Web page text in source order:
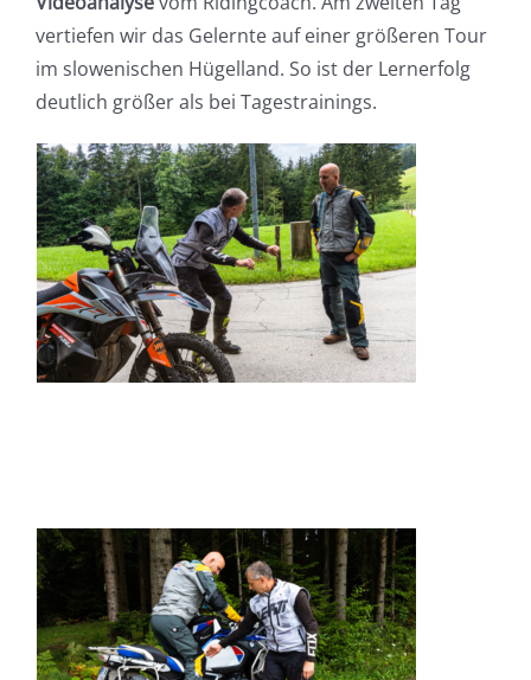
vertiefen wir das Gelernte auf einer größeren Tour
im slowenischen Hügelland. So ist der Lernerfolg
deutlich größer als bei Tagestrainings.